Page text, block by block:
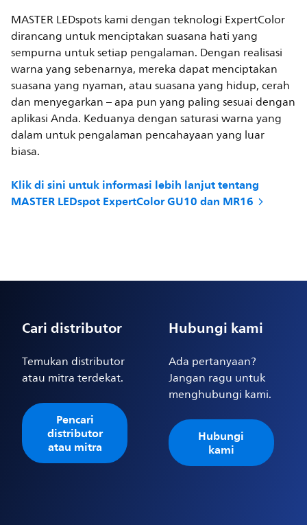
MASTER LEDspots kami dengan teknologi ExpertColor
dirancang untuk menciptakan suasana hati yang
sempurna untuk setiap pengalaman. Dengan realisasi
warna yang sebenarnya, mereka dapat menciptakan
suasana yang nyaman, atau suasana yang hidup, cerah
dan menyegarkan – apa pun yang paling sesuai dengan
aplikasi Anda. Keduanya dengan saturasi warna yang
dalam untuk pengalaman pencahayaan yang luar
biasa.
Klik di sini untuk informasi lebih lanjut tentang
MASTER LEDspot ExpertColor GU10 dan MR16
Cari distributor
Temukan distributor
atau mitra terdekat.
Pencari
distributor
atau mitra
Hubungi kami
Ada pertanyaan?
Jangan ragu untuk
menghubungi kami.
Hubungi
kami